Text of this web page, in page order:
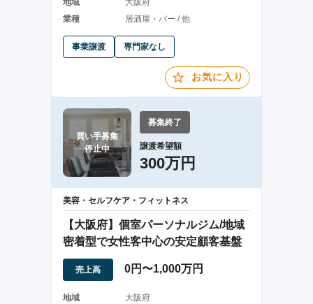
地域
大阪府
業種
居酒屋・バー / 他
事業譲渡 専門家なし
お気に入り
買い手募集
停止中
募集終了
譲渡希望額
300万円
美容・セルフケア・フィットネス
【大阪府】個室パーソナルジム/地域
密着型で女性客中心の安定顧客基盤
売上高 0円〜1,000万円
地域
大阪府